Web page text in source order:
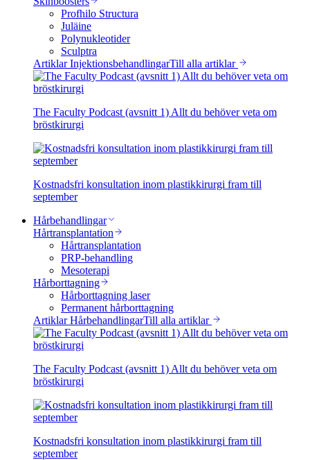
Profhilo Structura
Juläine
Polynukleotider
Sculptra
Artiklar InjektionsbehandlingarTill alla artiklar
The Faculty Podcast (avsnitt 1) Allt du behöver veta om
bröstkirurgi
Kostnadsfri konsultation inom plastikkirurgi fram till
september
Hårbehandlingar
Hårtransplantation
Hårtransplantation
PRP-behandling
Mesoterapi
Hårborttagning
Hårborttagning laser
Permanent hårborttagning
Artiklar HårbehandlingarTill alla artiklar
The Faculty Podcast (avsnitt 1) Allt du behöver veta om
bröstkirurgi
Kostnadsfri konsultation inom plastikkirurgi fram till
september